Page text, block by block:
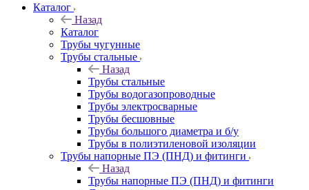
Каталог
Назад
Каталог
Трубы чугунные
Трубы стальные
Назад
Трубы стальные
Трубы водогазопроводные
Трубы электросварные
Трубы бесшовные
Трубы большого диаметра и б/у
Трубы в полиэтиленовой изоляции
Трубы напорные ПЭ (ПНД) и фитинги
Назад
Трубы напорные ПЭ (ПНД) и фитинги